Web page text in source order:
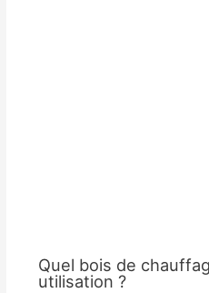
Quel bois de
utilisation ?